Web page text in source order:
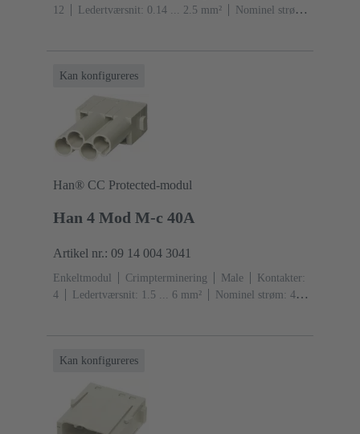
12
Ledertværsnit: 0.14 ... 2.5 mm²
Nominel strøm:
Kan konfigureres
Han® CC Protected-modul
Han 4 Mod M-c 40A
Artikel nr.: 09 14 004 3041
Enkeltmodul Crimpterminering Male
Kontakter:
4
Ledertværsnit: 1.5 ... 6 mm²
Nominel strøm: ‌40
Kan konfigureres